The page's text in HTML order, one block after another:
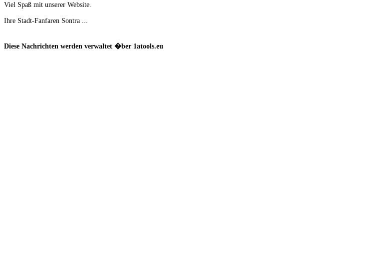
Viel Spaß mit unserer Website.
Ihre Stadt-Fanfaren Sontra ...
Diese Nachrichten werden verwaltet �ber 1atools.eu